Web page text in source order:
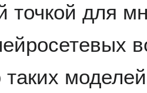
точкой для